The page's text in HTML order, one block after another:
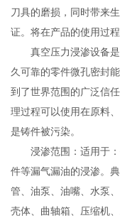
刀具的磨损，同时带来
证。将在产品的使用过
真空压力浸渗设备是
久可靠的零件微孔密封
到了世界范围的广泛信
理过程可以使用在原料
是铸件被污染。
浸渗范围：适用于：
件等漏气漏油的浸渗。
管、油泵、油嘴、水泵
壳体、曲轴箱、压缩机